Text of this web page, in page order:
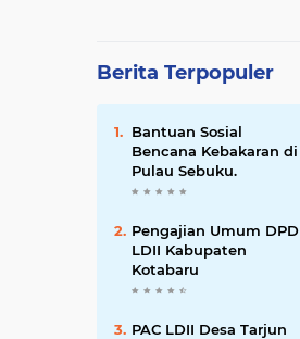
Berita Terpopuler
Bantuan Sosial
Bencana Kebakaran di
Pulau Sebuku.
Pengajian Umum DPD
LDII Kabupaten
Kotabaru
PAC LDII Desa Tarjun